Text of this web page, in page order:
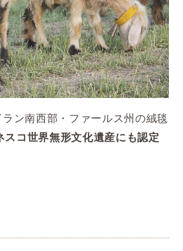
ン南西部・ファールス州の絨毯
スコ世界無形文化遺産にも認定